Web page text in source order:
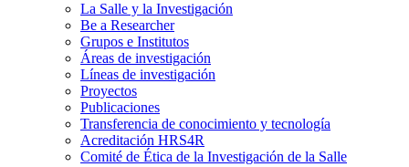
La Salle y la Investigación
Be a Researcher
Grupos e Institutos
Áreas de investigación
Líneas de investigación
Proyectos
Publicaciones
Transferencia de conocimiento y tecnología
Acreditación HRS4R
Comité de Ética de la Investigación de la Salle